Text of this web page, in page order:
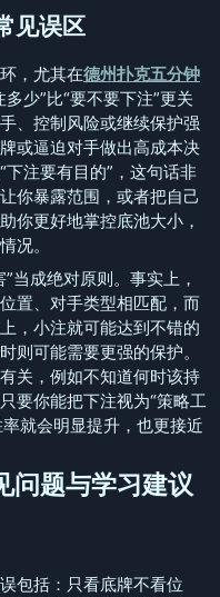
见误区
，尤其在德州扑克五分钟
少”比“要不要下注”更关
、控制风险或继续保护强
或逼迫对手做出高成本决
下注要有目的”，这句话非
你暴露范围，或者把自己
你更好地掌控底池大小，
况。
当成绝对原则。事实上，
置、对手类型相匹配，而
，小注就可能达到不错的
则可能需要更强的保护。
关，例如不知道何时该持
要你能把下注视为“策略工
就会明显提升，也更接近
问题与学习建议
包括：只看底牌不看位